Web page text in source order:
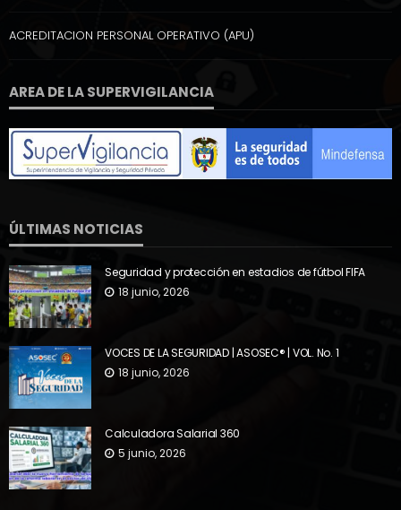
ACREDITACION PERSONAL OPERATIVO (APU)
AREA DE LA SUPERVIGILANCIA
ÚLTIMAS NOTICIAS
Seguridad y protección en estadios de fútbol FIFA
18 junio, 2026
VOCES DE LA SEGURIDAD | ASOSEC® | VOL. No. 1
18 junio, 2026
Calculadora Salarial 360
5 junio, 2026